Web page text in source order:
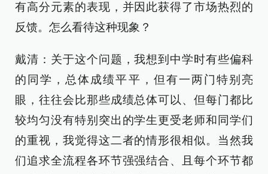
有高分元素的表现，并因此获得了市场热烈的
反馈。怎么看待这种现象？
戴清：关于这个问题，我想到中学时有些偏科
的同学，总体成绩平平，但有一两门特别亮
眼，往往会比那些成绩总体可以、但每门都比
较均匀没有特别突出的学生更受老师和同学们
的重视，我觉得这二者的情形很相似。当然我
们追求全流程各环节强强结合、且每个环节都